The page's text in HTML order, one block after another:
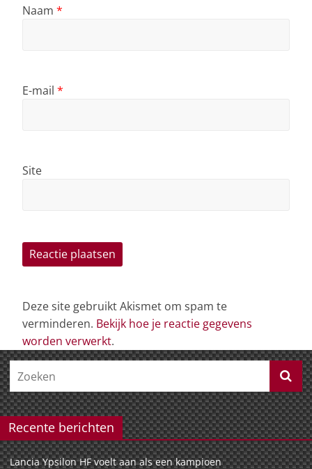
Naam *
E-mail *
Site
Deze site gebruikt Akismet om spam te
verminderen. Bekijk hoe je reactie gegevens
worden verwerkt.
Recente berichten
Lancia Ypsilon HF voelt aan als een kampioen